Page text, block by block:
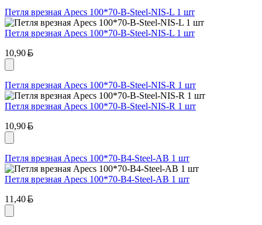
Петля врезная Apecs 100*70-B-Steel-NIS-L 1 шт
Петля врезная Apecs 100*70-B-Steel-NIS-L 1 шт
10,90
Петля врезная Apecs 100*70-B-Steel-NIS-R 1 шт
Петля врезная Apecs 100*70-B-Steel-NIS-R 1 шт
10,90
Петля врезная Apecs 100*70-B4-Steel-AB 1 шт
Петля врезная Apecs 100*70-B4-Steel-AB 1 шт
11,40